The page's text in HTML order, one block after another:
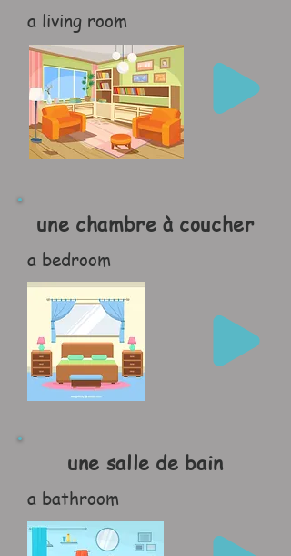
a living room
une chambre à coucher
a bedroom
une salle de bain
a bathroom